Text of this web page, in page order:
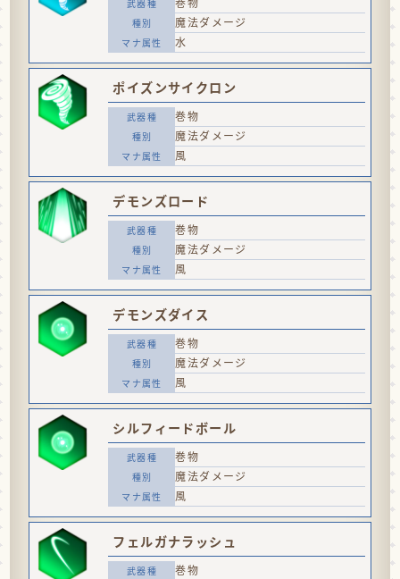
魔法ダメージ
水
ポイズンサイクロン
巻物
魔法ダメージ
風
デモンズロード
巻物
魔法ダメージ
風
デモンズダイス
巻物
魔法ダメージ
風
シルフィードボール
巻物
魔法ダメージ
風
フェルガナラッシュ
巻物